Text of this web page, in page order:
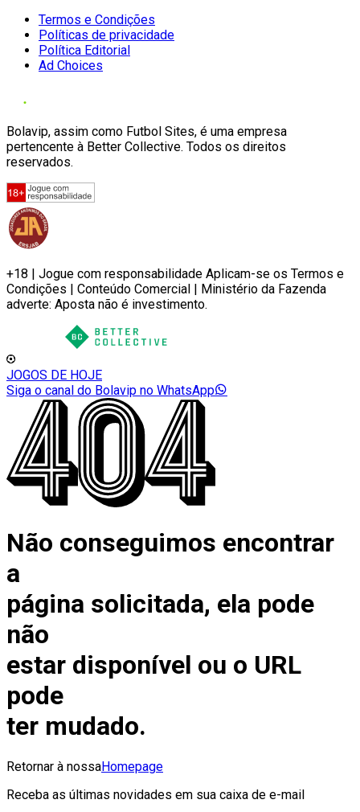
Termos e Condições
Políticas de privacidade
Política Editorial
Ad Choices
Bolavip, assim como Futbol Sites, é uma empresa
pertencente à Better Collective. Todos os direitos
reservados.
+18 | Jogue com responsabilidade Aplicam-se os Termos e
Condições | Conteúdo Comercial | Ministério da Fazenda
adverte: Aposta não é investimento.
JOGOS DE HOJE
Siga o canal do Bolavip no WhatsApp
Não conseguimos encontrar
a
página solicitada, ela pode
não
estar disponível ou o URL
pode
ter mudado.
Retornar à nossaHomepage
Receba as últimas novidades em sua caixa de e-mail